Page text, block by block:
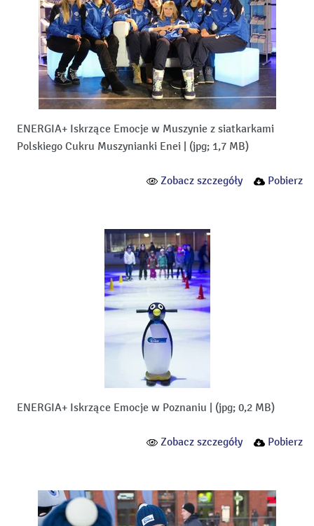
ENERGIA+ Iskrzące Emocje w Muszynie z siatkarkami
Polskiego Cukru Muszynianki Enei
(jpg; 1,7 MB)
Zobacz szczegóły Pobierz
ENERGIA+ Iskrzące Emocje w Poznaniu (jpg; 0,2 MB)
Zobacz szczegóły Pobierz